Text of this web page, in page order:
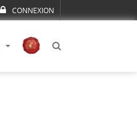
CONNEXION